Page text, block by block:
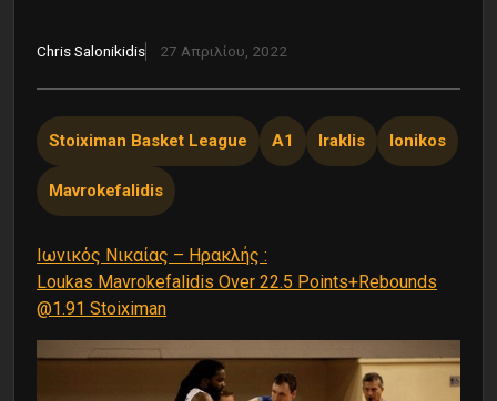
Chris Salonikidis 27 Απριλίου, 2022
Stoiximan Basket League Α1 Iraklis Ionikos
Mavrokefalidis
Ιωνικός Νικαίας – Ηρακλής :
Loukas Mavrokefalidis Over 22.5 Points+Rebounds
@1.91 Stoiximan